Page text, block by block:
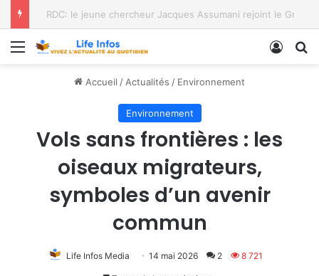
Prévention d’Ebola: de Bukavu aux territoires, l’UNPC étend son action
Menu
Accueil / Actualités / Environnement
Environnement
Vols sans frontières : les
oiseaux migrateurs,
symboles d’un avenir
commun
Life Infos Media 14 mai 2026 2 8 721